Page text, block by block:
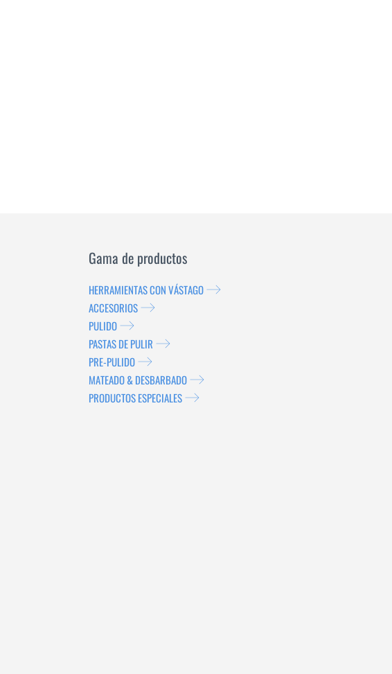
Gama de productos
HERRAMIENTAS CON VÁSTAGO
ACCESORIOS
PULIDO
PASTAS DE PULIR
PRE-PULIDO
MATEADO & DESBARBADO
PRODUCTOS ESPECIALES